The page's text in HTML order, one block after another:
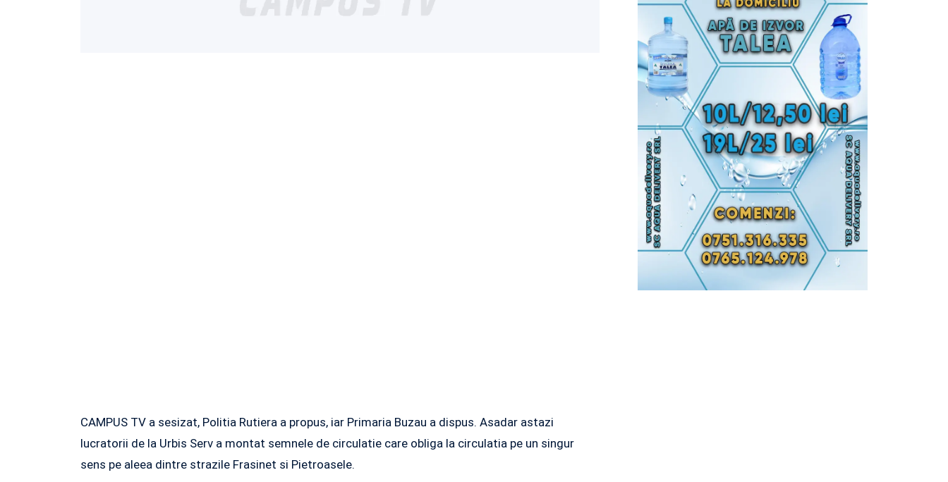
CAMPUS TV a sesizat, Politia Rutiera a propus, iar Primaria Buzau a dispus. Asadar astazi
lucratorii de la Urbis Serv a montat semnele de circulatie care obliga la circulatia pe un singur
sens pe aleea dintre strazile Frasinet si Pietroasele.